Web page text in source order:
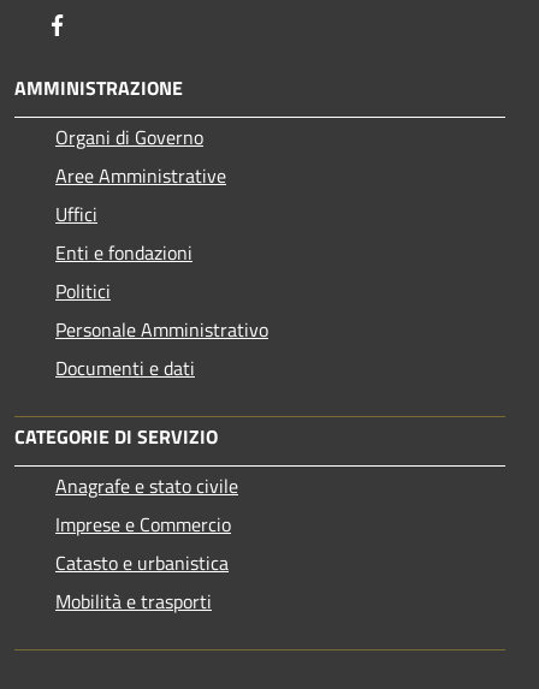
AMMINISTRAZIONE
Organi di Governo
Aree Amministrative
Uffici
Enti e fondazioni
Politici
Personale Amministrativo
Documenti e dati
CATEGORIE DI SERVIZIO
Anagrafe e stato civile
Imprese e Commercio
Catasto e urbanistica
Mobilità e trasporti